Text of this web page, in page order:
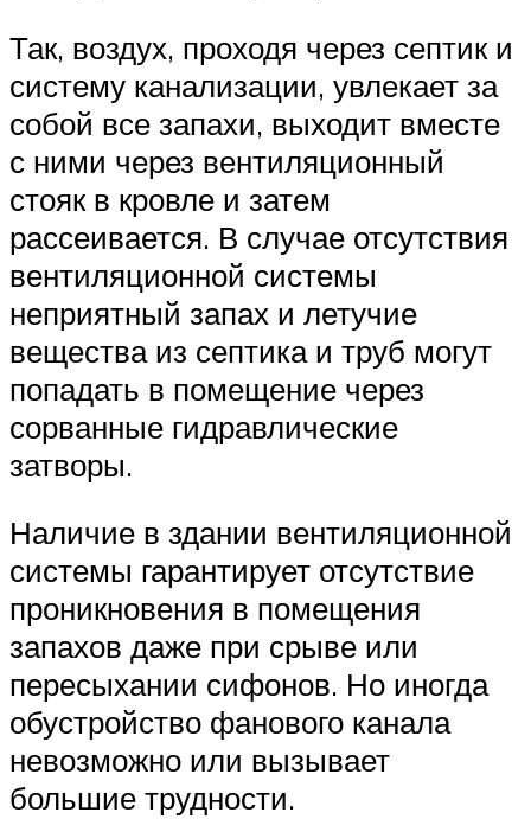
Так, воздух, проходя через септик и
систему канализации, увлекает за
собой все запахи, выходит вместе
с ними через вентиляционный
стояк в кровле и затем
рассеивается. В случае отсутствия
вентиляционной системы
неприятный запах и летучие
вещества из септика и труб могут
попадать в помещение через
сорванные гидравлические
затворы.
Наличие в здании вентиляционной
системы гарантирует отсутствие
проникновения в помещения
запахов даже при срыве или
пересыхании сифонов. Но иногда
обустройство фанового канала
невозможно или вызывает
большие трудности.